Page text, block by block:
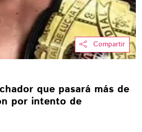
Compartir
que pasará más de
por intento de